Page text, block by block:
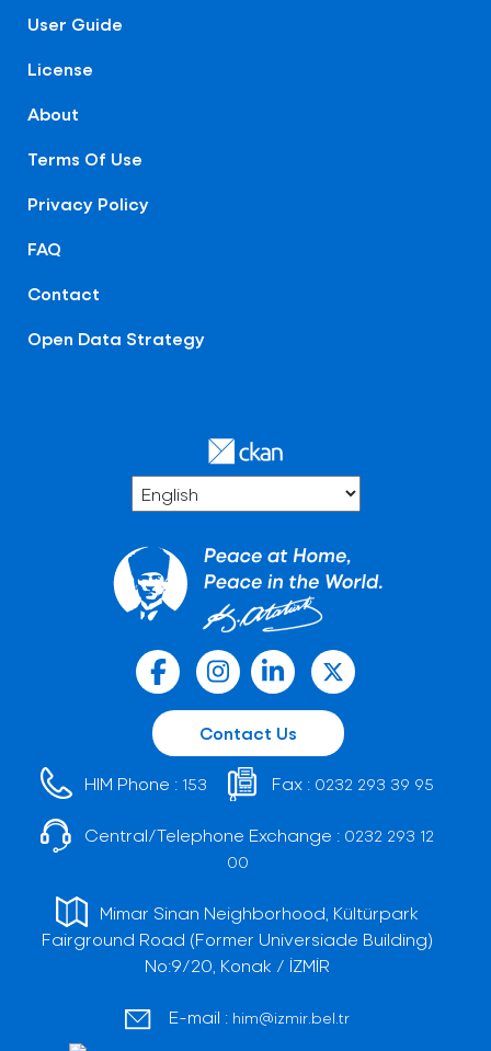
User Guide
License
About
Terms Of Use
Privacy Policy
FAQ
Contact
Open Data Strategy
Contact Us
HIM Phone : 153 Fax : 0232 293 39 95
Central/Telephone Exchange : 0232 293 12
00
Mimar Sinan Neighborhood, Kültürpark
Fairground Road (Former Universiade Building)
No:9/20, Konak / İZMİR
E-mail : him@izmir.bel.tr